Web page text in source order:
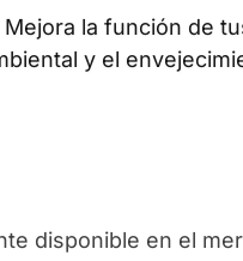
Mejora la función de
y el
disponible en el